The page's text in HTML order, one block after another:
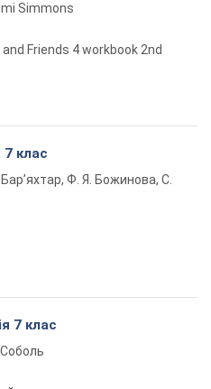
Simmons
and Friends 4 workbook 2nd
7 клас
Бар’яхтар, Ф. Я. Божинова, С.
7 клас
Соболь